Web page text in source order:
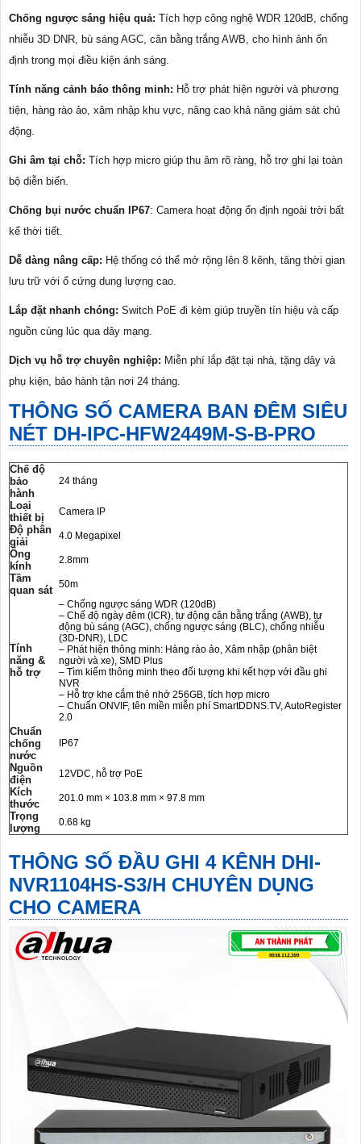
Chống ngược sáng hiệu quả: Tích hợp công nghệ WDR 120dB, chống
nhiễu 3D DNR, bù sáng AGC, cân bằng trắng AWB, cho hình ảnh ổn
định trong mọi điều kiện ánh sáng.
Tính năng cảnh báo thông minh: Hỗ trợ phát hiện người và phương
tiện, hàng rào ảo, xâm nhập khu vực, nâng cao khả năng giám sát chủ
động.
Ghi âm tại chỗ: Tích hợp micro giúp thu âm rõ ràng, hỗ trợ ghi lại toàn
bộ diễn biến.
Chống bụi nước chuẩn IP67: Camera hoạt động ổn định ngoài trời bất
kể thời tiết.
Dễ dàng nâng cấp: Hệ thống có thể mở rộng lên 8 kênh, tăng thời gian
lưu trữ với ổ cứng dung lượng cao.
Lắp đặt nhanh chóng: Switch PoE đi kèm giúp truyền tín hiệu và cấp
nguồn cùng lúc qua dây mạng.
Dịch vụ hỗ trợ chuyên nghiệp: Miễn phí lắp đặt tại nhà, tặng dây và
phụ kiện, bảo hành tận nơi 24 tháng.
THÔNG SỐ CAMERA BAN ĐÊM SIÊU
NÉT DH-IPC-HFW2449M-S-B-PRO
Chế độ
bảo
hành
24 tháng
Loại
thiết bị
Camera IP
Độ phân
giải
4.0 Megapixel
Ống
kính
2.8mm
Tầm
quan sát 50m
Tính
năng &
hỗ trợ
– Chống ngược sáng WDR (120dB)
– Chế độ ngày đêm (ICR), tự động cân bằng trắng (AWB), tự
động bù sáng (AGC), chống ngược sáng (BLC), chống nhiễu
(3D-DNR), LDC
– Phát hiện thông minh: Hàng rào ảo, Xâm nhập (phân biệt
người và xe), SMD Plus
– Tìm kiếm thông minh theo đối tượng khi kết hợp với đầu ghi
NVR
– Hỗ trợ khe cắm thẻ nhớ 256GB, tích hợp micro
– Chuẩn ONVIF, tên miền miễn phí SmartDDNS.TV, AutoRegister
2.0
Chuẩn
chống
nước
IP67
Nguồn
điện
12VDC, hỗ trợ PoE
Kích
thước
201.0 mm × 103.8 mm × 97.8 mm
Trọng
lượng
0.68 kg
THÔNG SỐ ĐẦU GHI 4 KÊNH DHI-
NVR1104HS-S3/H CHUYÊN DỤNG
CHO CAMERA